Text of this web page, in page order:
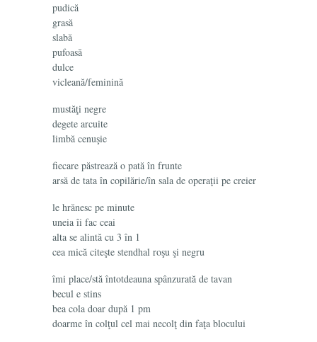
pudică
grasă
slabă
pufoasă
dulce
vicleană/feminină
mustăţi negre
degete arcuite
limbă cenuşie
fiecare păstrează o pată în frunte
arsă de tata în copilărie/în sala de operaţii pe creier
le hrănesc pe minute
uneia îi fac ceai
alta se alintă cu 3 în 1
cea mică citeşte stendhal roşu şi negru
îmi place/stă întotdeauna spânzurată de tavan
becul e stins
bea cola doar după 1 pm
doarme în colţul cel mai necolţ din faţa blocului